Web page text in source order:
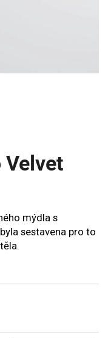
Velvet
mýdla s
byla sestavena pro to